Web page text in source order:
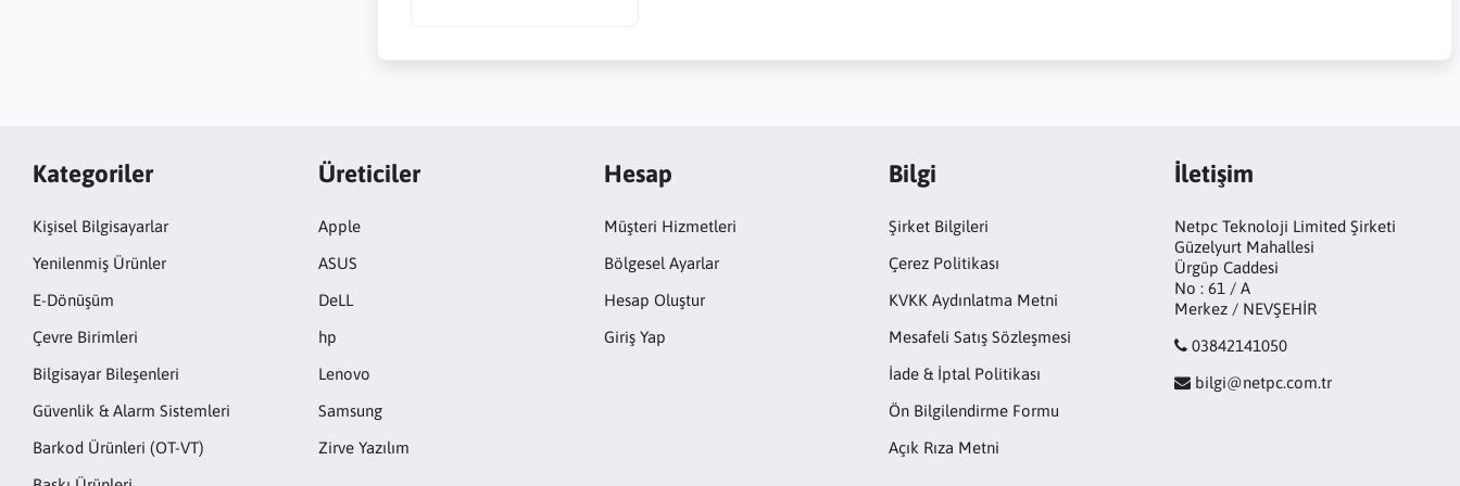
Kategoriler
Kişisel Bilgisayarlar
Yenilenmiş Ürünler
E-Dönüşüm
Çevre Birimleri
Bilgisayar Bileşenleri
Güvenlik & Alarm Sistemleri
Barkod Ürünleri (OT-VT)
Üreticiler
Apple
ASUS
DeLL
hp
Lenovo
Samsung
Zirve Yazılım
Hesap
Müşteri Hizmetleri
Bölgesel Ayarlar
Hesap Oluştur
Giriş Yap
Bilgi
Şirket Bilgileri
Çerez Politikası
KVKK Aydınlatma Metni
Mesafeli Satış Sözleşmesi
İade & İptal Politikası
Ön Bilgilendirme Formu
Açık Rıza Metni
İletişim
Netpc Teknoloji Limited Şirketi
Güzelyurt Mahallesi
Ürgüp Caddesi
No : 61 / A
Merkez / NEVŞEHİR
03842141050
bilgi@netpc.com.tr